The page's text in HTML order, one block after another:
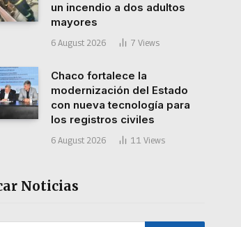
un incendio a dos adultos
mayores
6 August 2026 7 Views
Chaco fortalece la
modernización del Estado
con nueva tecnología para
los registros civiles
6 August 2026 11 Views
Noticias